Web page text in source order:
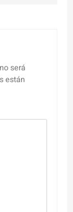
será
están